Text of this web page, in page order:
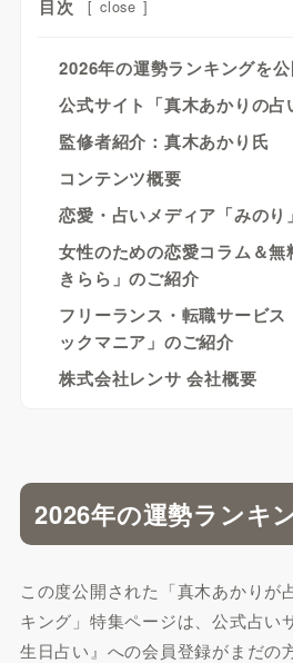
目次 [ close ]
2026年の運勢ランキングを
公式サイト「真木あかりの占
監修者紹介：真木あかり氏
コンテンツ概要
恋愛・占いメディア「みのり
女性のための恋愛コラム＆
きらら」のご紹介
フリーランス・転職サービ
ックマニア」のご紹介
株式会社レンサ 会社概要
2026年の運勢ランキ
この度公開された「真木あかりが
キング」特集ページは、公式占い
生日占い』への会員登録がまだの